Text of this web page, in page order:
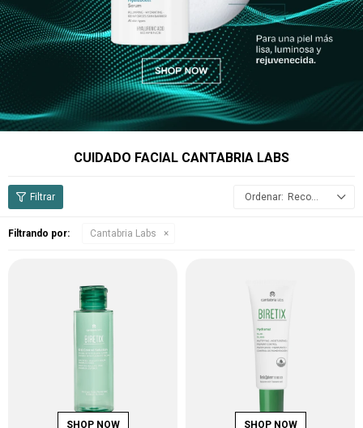
CUIDADO FACIAL CANTABRIA LABS
Recomendados
Filtrando por: Cantabria Labs